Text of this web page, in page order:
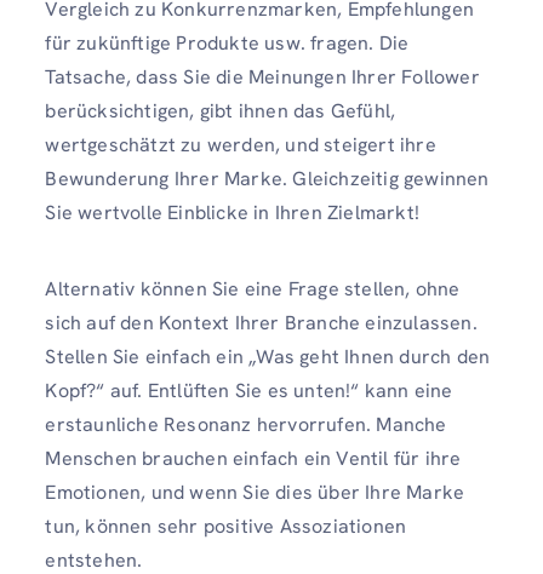
Vergleich zu Konkurrenzmarken, Empfehlungen
für zukünftige Produkte usw. fragen. Die
Tatsache, dass Sie die Meinungen Ihrer Follower
berücksichtigen, gibt ihnen das Gefühl,
wertgeschätzt zu werden, und steigert ihre
Bewunderung Ihrer Marke. Gleichzeitig gewinnen
Sie wertvolle Einblicke in Ihren Zielmarkt!
Alternativ können Sie eine Frage stellen, ohne
sich auf den Kontext Ihrer Branche einzulassen.
Stellen Sie einfach ein „Was geht Ihnen durch den
Kopf?“ auf. Entlüften Sie es unten!“ kann eine
erstaunliche Resonanz hervorrufen. Manche
Menschen brauchen einfach ein Ventil für ihre
Emotionen, und wenn Sie dies über Ihre Marke
tun, können sehr positive Assoziationen
entstehen.